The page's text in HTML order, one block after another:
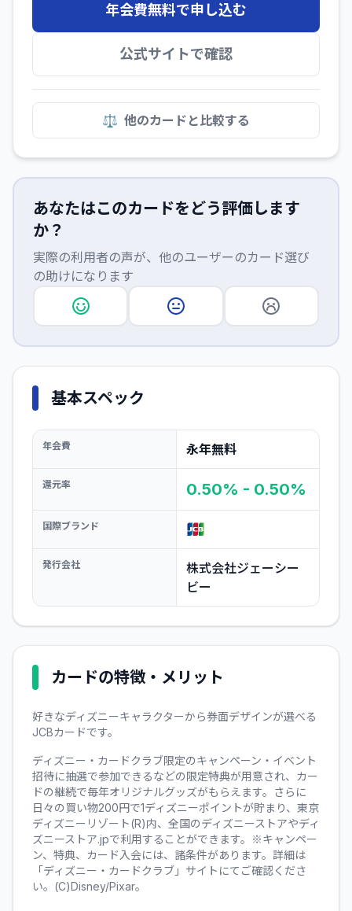
年会費無料で申し込む
公式サイトで確認
⚖️ 他のカードと比較する
あなたはこのカードをどう評価します
か？
実際の利用者の声が、他のユーザーのカード選び
の助けになります
基本スペック
年会費 永年無料
還元率 0.50% - 0.50%
国際ブランド
発行会社
株式会社ジェーシー
ビー
カードの特徴・メリット
好きなディズニーキャラクターから券面デザインが選べる
JCBカードです。
ディズニー・カードクラブ限定のキャンペーン・イベント
招待に抽選で参加できるなどの限定特典が用意され、カー
ドの継続で毎年オリジナルグッズがもらえます。さらに
日々の買い物200円で1ディズニーポイントが貯まり、東京
ディズニーリゾート(R)内、全国のディズニーストアやディ
ズニーストア.jpで利用することができます。※キャンペー
ン、特典、カード入会には、諸条件があります。詳細は
「ディズニー・カードクラブ」サイトにてご確認くださ
い。(C)Disney/Pixar。